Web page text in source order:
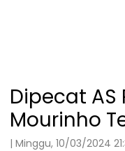
Dipecat AS
Mourinho
| Minggu, 10/03/2024